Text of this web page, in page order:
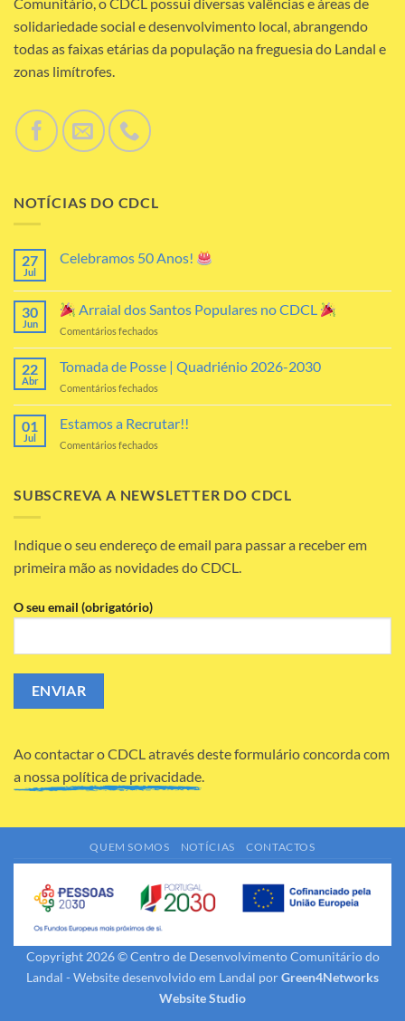
solidariedade social e desenvolvimento local, abrangendo
todas as faixas etárias da população na freguesia do Landal e
zonas limítrofes.
NOTÍCIAS DO CDCL
27
Jul
Celebramos 50 Anos!
comentários
Celebramos
Anos!
30
Jun
Arraial dos Santos Populares no CDCL
Comentários fechados
Arraial
dos
Santos
Populares
no
22
Abr
Tomada de Posse | Quadriénio 2026-2030
Comentários fechados
Tomada
de
Posse
|
2030
01
Jul
Estamos a Recrutar!!
Comentários fechados
Recrutar!!
SUBSCREVA A NEWSLETTER DO CDCL
Indique o seu endereço de email para passar a receber em
primeira mão as novidades do CDCL.
O seu email (obrigatório)
Ao contactar o CDCL através deste formulário concorda com
a nossa política de privacidade.
QUEM SOMOS NOTÍCIAS CONTACTOS
Copyright 2026 © Centro de Desenvolvimento Comunitário do
Landal - Website desenvolvido em Landal porGreen4Networks
Website Studio